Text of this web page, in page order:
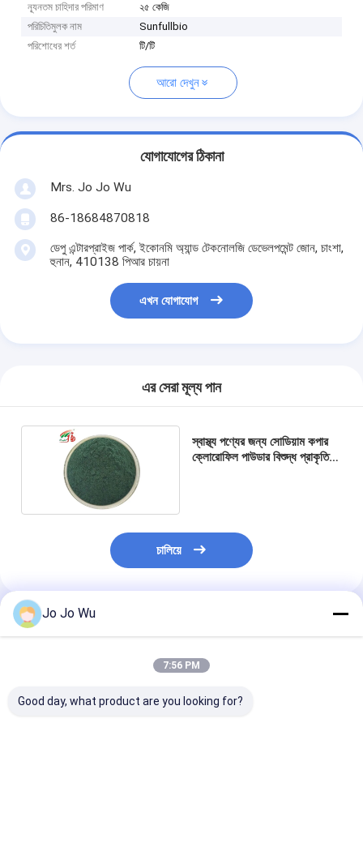
ন্যূনতম চাহিদার পরিমাণ
২৫ কেজি
পরিচিতিমুলক নাম
Sunfullbio
পরিশোধের শর্ত
টি/টি
আরো দেখুন
যোগাযোগের ঠিকানা
Mrs. Jo Jo Wu
86-18684870818
ডেপু এন্টারপ্রাইজ পার্ক, ইকোনমি অ্যান্ড টেকনোলজি ডেভেলপমেন্ট জোন, চাংশা,
হুনান, 410138 পিআর চায়না
এখন যোগাযোগ
এর সেরা মূল্য পান
স্বাস্থ্য পণ্যের জন্য সোডিয়াম কপার
ক্লোরোফিল পাউডার বিশুদ্ধ প্রাকৃতিক
চালিয়ে
প্রস্তাবিত পণ্য
Jo Jo Wu
7:56 PM
Good day, what product are you looking for?